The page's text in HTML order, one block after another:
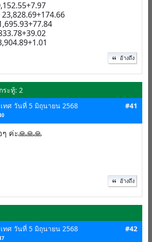
23,828.69+174.66
อ้างถึง
กระทู้: 2
ทศ วันที่ 5 มิถุนายน 2568
#41
ค่ะ🙏🙏🙏
อ้างถึง
ทศ วันที่ 5 มิถุนายน 2568
#42